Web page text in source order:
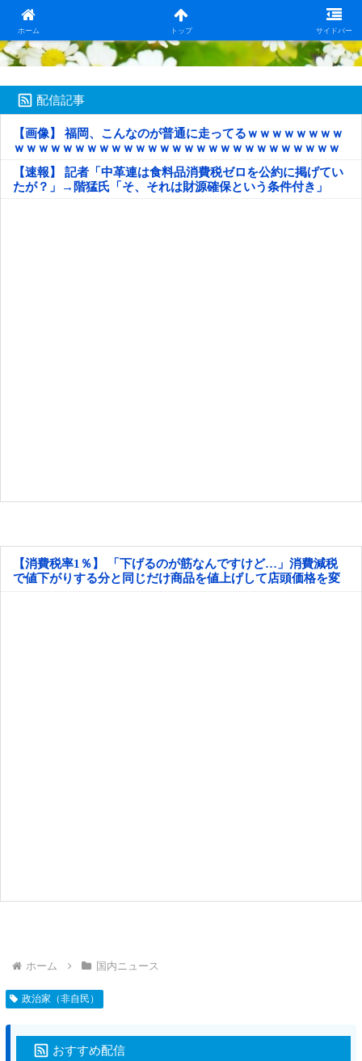
ホーム トップ サイドバー
日本第一！ニュース録
配信記事
【画像】 福岡、こんなのが普通に走ってるｗｗｗｗｗｗｗｗ
ｗｗｗｗｗｗｗｗｗｗｗｗｗｗｗｗｗｗｗｗｗｗｗｗｗｗｗ
ｗｗｗｗｗ
【速報】 記者「中革連は食料品消費税ゼロを公約に掲げてい
たが？」→階猛氏「そ、それは財源確保という条件付き」
【消費税率1％】 「下げるのが筋なんですけど…」消費減税
で値下がりする分と同じだけ商品を値上げして店頭価格を変
えない店も
ホーム 国内ニュース
政治家（非自民）
おすすめ配信